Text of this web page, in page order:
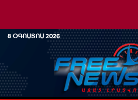
8 ՕԳՈՍՏՈՍ 2026